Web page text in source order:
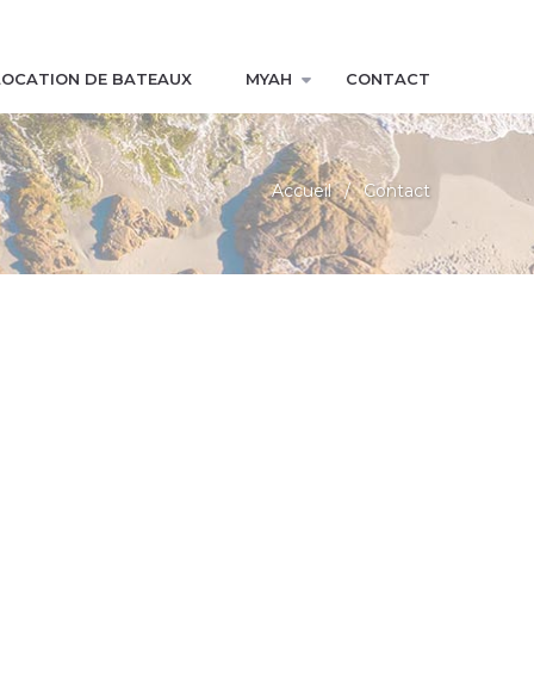
DE BATEAUX MYAH CONTACT
Accueil Contact